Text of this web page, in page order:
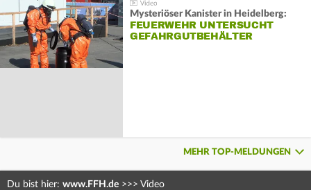
Mysteriöser Kanister in Heidelberg:
FEUERWEHR UNTERSUCHT
GEFAHRGUTBEHÄLTER
MEHR TOP-MELDUNGEN
Du bist hier: www.FFH.de >>> Video